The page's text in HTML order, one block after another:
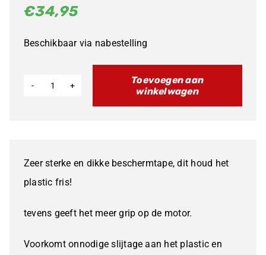
€34,95
Beschikbaar via nabestelling
4t
XXF/XEF
Oud
aantal
Toevoegen aan
winkelwagen
Zeer sterke en dikke beschermtape, dit houd het
plastic fris!
tevens geeft het meer grip op de motor.
Voorkomt onnodige slijtage aan het plastic en